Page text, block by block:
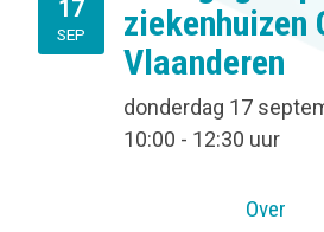
17
SEP
ziekenhuizen
Vlaanderen
donderdag 17
10:00 - 12:30 uur
Over